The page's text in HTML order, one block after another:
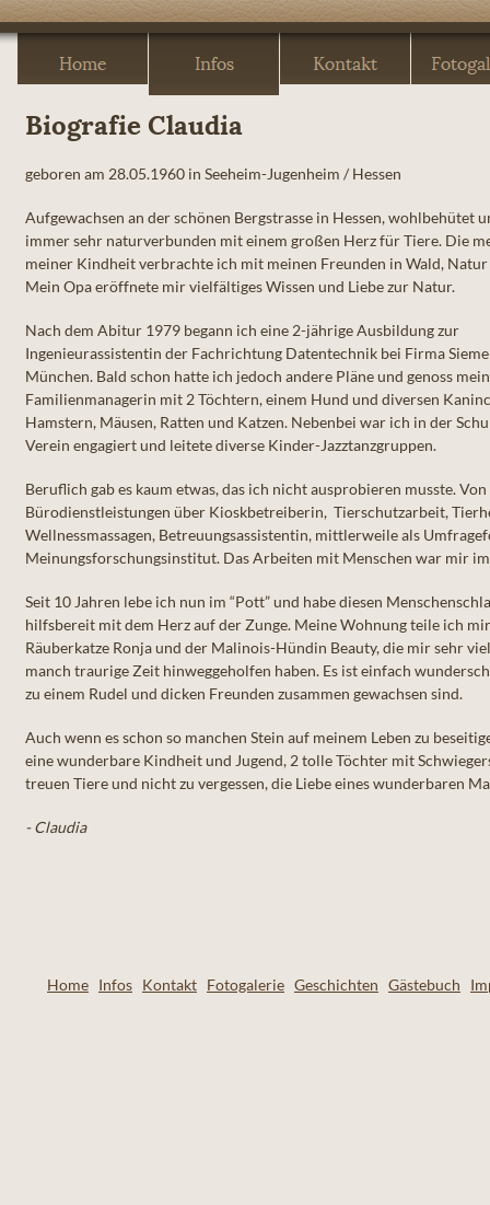
Biografie Claudia
geboren am 28.05.1960 in Seeheim-Jugenheim / Hessen
Aufgewachsen an der schönen Bergstrasse in Hessen, wohlbehütet
immer sehr naturverbunden mit einem großen Herz für Tiere. Die
meiner Kindheit verbrachte ich mit meinen Freunden in Wald,
Mein Opa eröffnete mir vielfältiges Wissen und Liebe zur Natur.
Nach dem Abitur 1979 begann ich eine 2-jährige Ausbildung zur
Ingenieurassistentin der Fachrichtung Datentechnik bei Firma
München. Bald schon hatte ich jedoch andere Pläne und genoss
Familienmanagerin mit 2 Töchtern, einem Hund und diversen
Hamstern, Mäusen, Ratten und Katzen. Nebenbei war ich in der
Verein engagiert und leitete diverse Kinder-Jazztanzgruppen.
Beruflich gab es kaum etwas, das ich nicht ausprobieren musste. Von
Bürodienstleistungen über Kioskbetreiberin, Tierschutzarbeit,
Wellnessmassagen, Betreuungsassistentin, mittlerweile als
Meinungsforschungsinstitut. Das Arbeiten mit Menschen war mir
Seit 10 Jahren lebe ich nun im “Pott” und habe diesen
hilfsbereit mit dem Herz auf der Zunge. Meine Wohnung teile ich
Räuberkatze Ronja und der Malinois-Hündin Beauty, die mir sehr
manch traurige Zeit hinweggeholfen haben. Es ist einfach
zu einem Rudel und dicken Freunden zusammen gewachsen sind.
Auch wenn es schon so manchen Stein auf meinem Leben zu
eine wunderbare Kindheit und Jugend, 2 tolle Töchter mit
treuen Tiere und nicht zu vergessen, die Liebe eines wunderbaren
- Claudia
Home Infos Kontakt Fotogalerie Geschichten Gästebuch